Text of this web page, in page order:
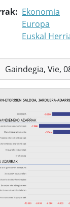
Ekonomia
Europa
Euskal
Gaindegia, Vie,